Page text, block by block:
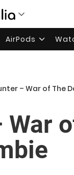
AirPods
– War of The